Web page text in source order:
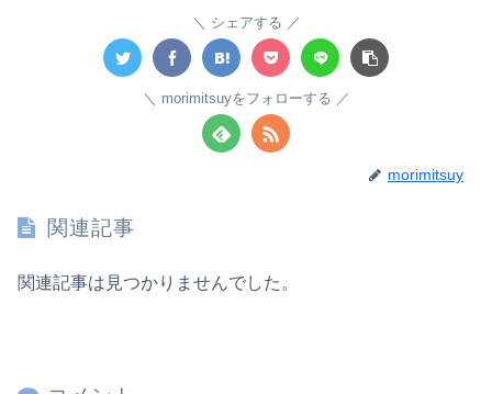
シェアする
morimitsuyをフォローする
morimitsuy
関連記事
関連記事は見つかりませんでした。